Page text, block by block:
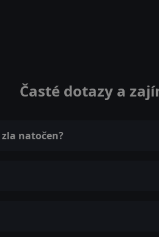
Časté dotazy a
natočen?